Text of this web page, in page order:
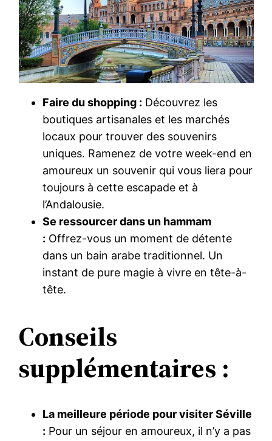
Faire du shopping : Découvrez les
boutiques artisanales et les marchés
locaux pour trouver des souvenirs
uniques. Ramenez de votre week-end en
amoureux un souvenir qui vous liera pour
toujours à cette escapade et à
l’Andalousie.
Se ressourcer dans un hammam
: Offrez-vous un moment de détente
dans un bain arabe traditionnel. Un
instant de pure magie à vivre en tête-à-
tête.
Conseils
supplémentaires :
La meilleure période pour visiter Séville
: Pour un séjour en amoureux, il n’y a pas